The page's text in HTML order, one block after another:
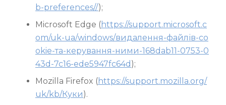
b-preferences//);
Microsoft Edge ( https://support.microsoft.c
om/uk-ua/windows/видалення-файлів-co
okie-та-керування-ними-168dab11-0753-0
43d-7c16-ede5947fc64d );
Mozilla Firefox ( https://support.mozilla.org/
uk/kb/Куки).